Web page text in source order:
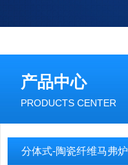
产品中心
PRODUCTS CENTER
分体式-陶瓷纤维马弗炉